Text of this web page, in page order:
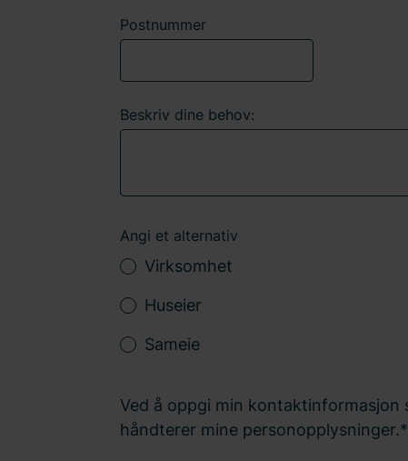
Postnummer
Beskriv dine behov:
Angi et alternativ
Virksomhet
Huseier
Sameie
Ved å oppgi min
håndterer mine personopplysninger.*